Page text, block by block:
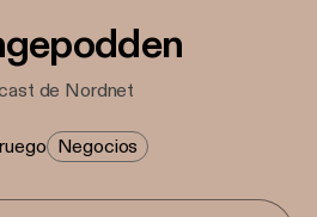
de Nordnet
Negocios